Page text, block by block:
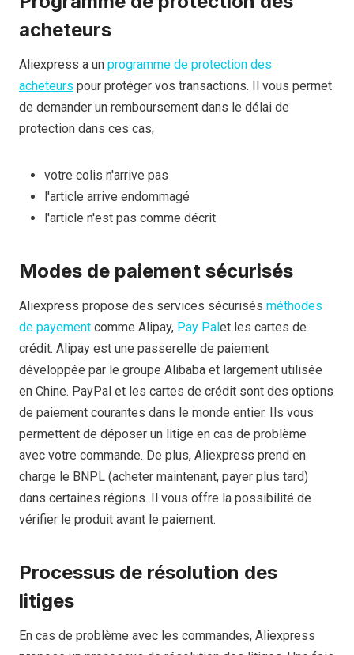
acheteurs
Aliexpress a un programme de protection des
acheteurs pour protéger vos transactions. Il vous permet
de demander un remboursement dans le délai de
protection dans ces cas,
votre colis n'arrive pas
l'article arrive endommagé
l'article n'est pas comme décrit
Modes de paiement sécurisés
Aliexpress propose des services sécurisés méthodes
de payement comme Alipay, Pay Pal et les cartes de
crédit. Alipay est une passerelle de paiement
développée par le groupe Alibaba et largement utilisée
en Chine. PayPal et les cartes de crédit sont des options
de paiement courantes dans le monde entier. Ils vous
permettent de déposer un litige en cas de problème
avec votre commande. De plus, Aliexpress prend en
charge le BNPL (acheter maintenant, payer plus tard)
dans certaines régions. Il vous offre la possibilité de
vérifier le produit avant le paiement.
Processus de résolution des
litiges
En cas de problème avec les commandes, Aliexpress